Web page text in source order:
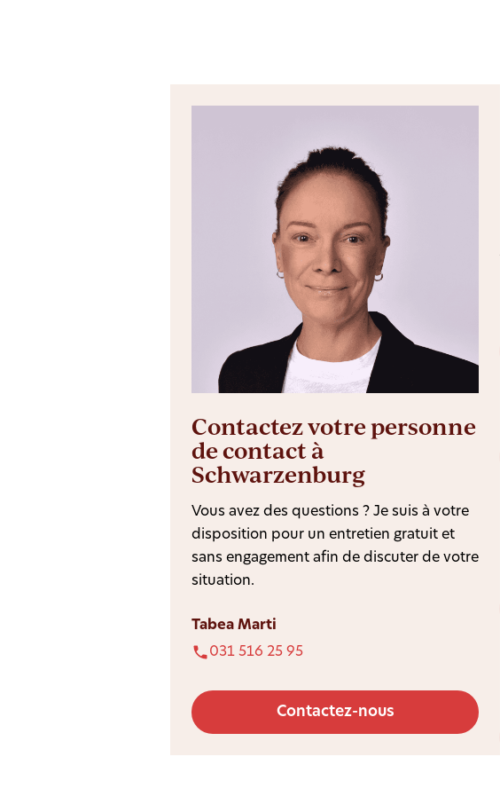
Contactez votre personne
de contact à
Schwarzenburg
Vous avez des questions ? Je suis à votre
disposition pour un entretien gratuit et
sans engagement afin de discuter de votre
situation.
Tabea Marti
031 516 25 95
Contactez-nous